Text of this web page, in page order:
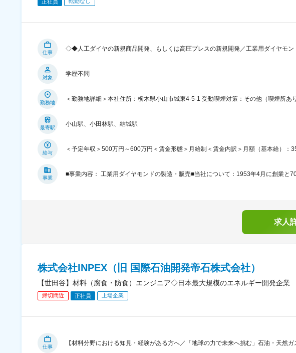
正社員
仕事
◇◆人工ダイヤの新規商品開発、もしくは高圧プレスの新規開発／工業用ダイヤモン
対象
学歴不問
勤務地
＜勤務地詳細＞本社住所：栃木県小山市城東4-5-1 受動喫煙対策：その他（喫煙所あ
最寄駅
小山駅、小田林駅、結城駅
給与
＜予定年収＞500万円～600万円＜賃金形態＞月給制＜賃金内訳＞月額（基本給）：
事業
■事業内容： 工業用ダイヤモンドの製造・販売■当社について：1953年4月に創業と
求人
株式会社INPEX（旧 国際石油開発帝石株式会社）
【世田谷】材料（腐食・防食）エンジニア◇日本最大規模のエネルギー開発企業
締切間近 正社員 上場企業
仕事
【材料分野における知見・経験がある方へ／「地球の力で未来へ挑む」石油・天然